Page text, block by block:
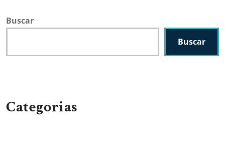
Buscar
Buscar
Categorias